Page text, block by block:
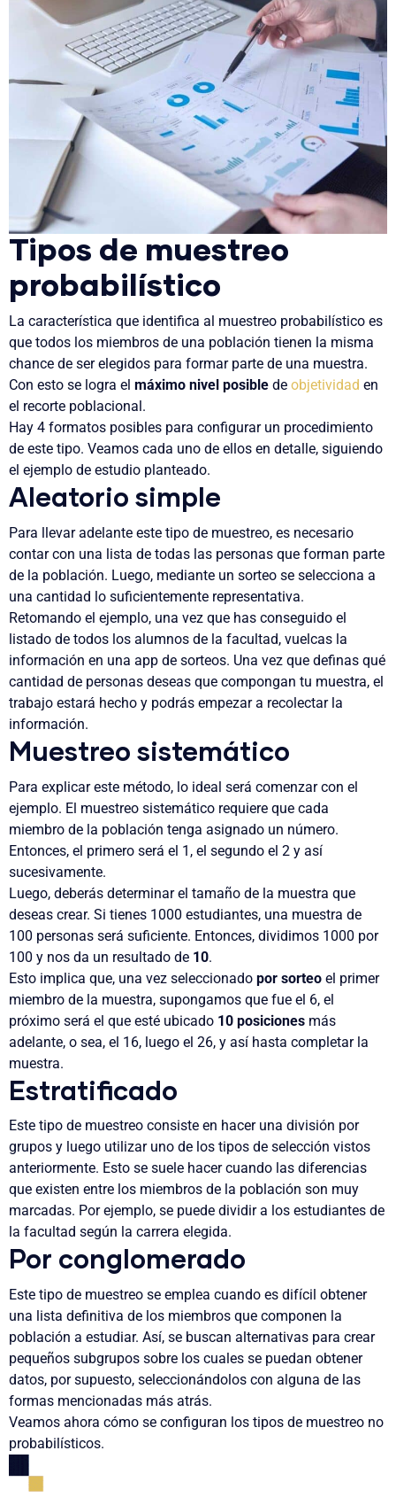
Tipos de muestreo
probabilístico
La característica que identifica al muestreo probabilístico es
que todos los miembros de una población tienen la misma
chance de ser elegidos para formar parte de una muestra.
Con esto se logra el máximo nivel posible de objetividad en
el recorte poblacional.
Hay 4 formatos posibles para configurar un procedimiento
de este tipo. Veamos cada uno de ellos en detalle, siguiendo
el ejemplo de estudio planteado.
Aleatorio simple
Para llevar adelante este tipo de muestreo, es necesario
contar con una lista de todas las personas que forman parte
de la población. Luego, mediante un sorteo se selecciona a
una cantidad lo suficientemente representativa.
Retomando el ejemplo, una vez que has conseguido el
listado de todos los alumnos de la facultad, vuelcas la
información en una app de sorteos. Una vez que definas qué
cantidad de personas deseas que compongan tu muestra, el
trabajo estará hecho y podrás empezar a recolectar la
información.
Muestreo sistemático
Para explicar este método, lo ideal será comenzar con el
ejemplo. El muestreo sistemático requiere que cada
miembro de la población tenga asignado un número.
Entonces, el primero será el 1, el segundo el 2 y así
sucesivamente.
Luego, deberás determinar el tamaño de la muestra que
deseas crear. Si tienes 1000 estudiantes, una muestra de
100 personas será suficiente. Entonces, dividimos 1000 por
100 y nos da un resultado de 10.
Esto implica que, una vez seleccionado por sorteo el primer
miembro de la muestra, supongamos que fue el 6, el
próximo será el que esté ubicado 10 posiciones más
adelante, o sea, el 16, luego el 26, y así hasta completar la
muestra.
Estratificado
Este tipo de muestreo consiste en hacer una división por
grupos y luego utilizar uno de los tipos de selección vistos
anteriormente. Esto se suele hacer cuando las diferencias
que existen entre los miembros de la población son muy
marcadas. Por ejemplo, se puede dividir a los estudiantes de
la facultad según la carrera elegida.
Por conglomerado
Este tipo de muestreo se emplea cuando es difícil obtener
una lista definitiva de los miembros que componen la
población a estudiar. Así, se buscan alternativas para crear
pequeños subgrupos sobre los cuales se puedan obtener
datos, por supuesto, seleccionándolos con alguna de las
formas mencionadas más atrás.
Veamos ahora cómo se configuran los tipos de muestreo no
probabilísticos.